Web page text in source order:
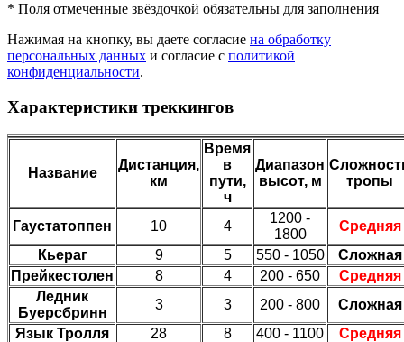
* Поля отмеченные звёздочкой обязательны для заполнения
Нажимая на кнопку, вы даете согласие на обработку
персональных данных и согласие с политикой
конфиденциальности.
Характеристики треккингов
Название
Дистанция,
км
Время
в
пути,
ч
Диапазон
высот, м
тропы
Гаустатоппен 10 4
1200 -
1800
Средняя
Кьераг
9 5 550 - 1050
Сложная
Прейкестолен
8 4 200 - 650
Средняя
Ледник
Буерсбринн
3 3 200 - 800
Сложная
Язык Тролля
28 8 400 - 1100
Средняя